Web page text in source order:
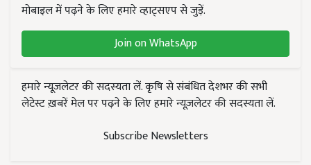
मोबाइल में पढ़ने के लिए हमारे व्हाट्सएप से जुड़ें.
Join on WhatsApp
हमारे न्यूज़लेटर की सदस्यता लें. कृषि से संबंधित देशभर की सभी
लेटेस्ट ख़बरें मेल पर पढ़ने के लिए हमारे न्यूज़लेटर की सदस्यता लें.
Subscribe Newsletters